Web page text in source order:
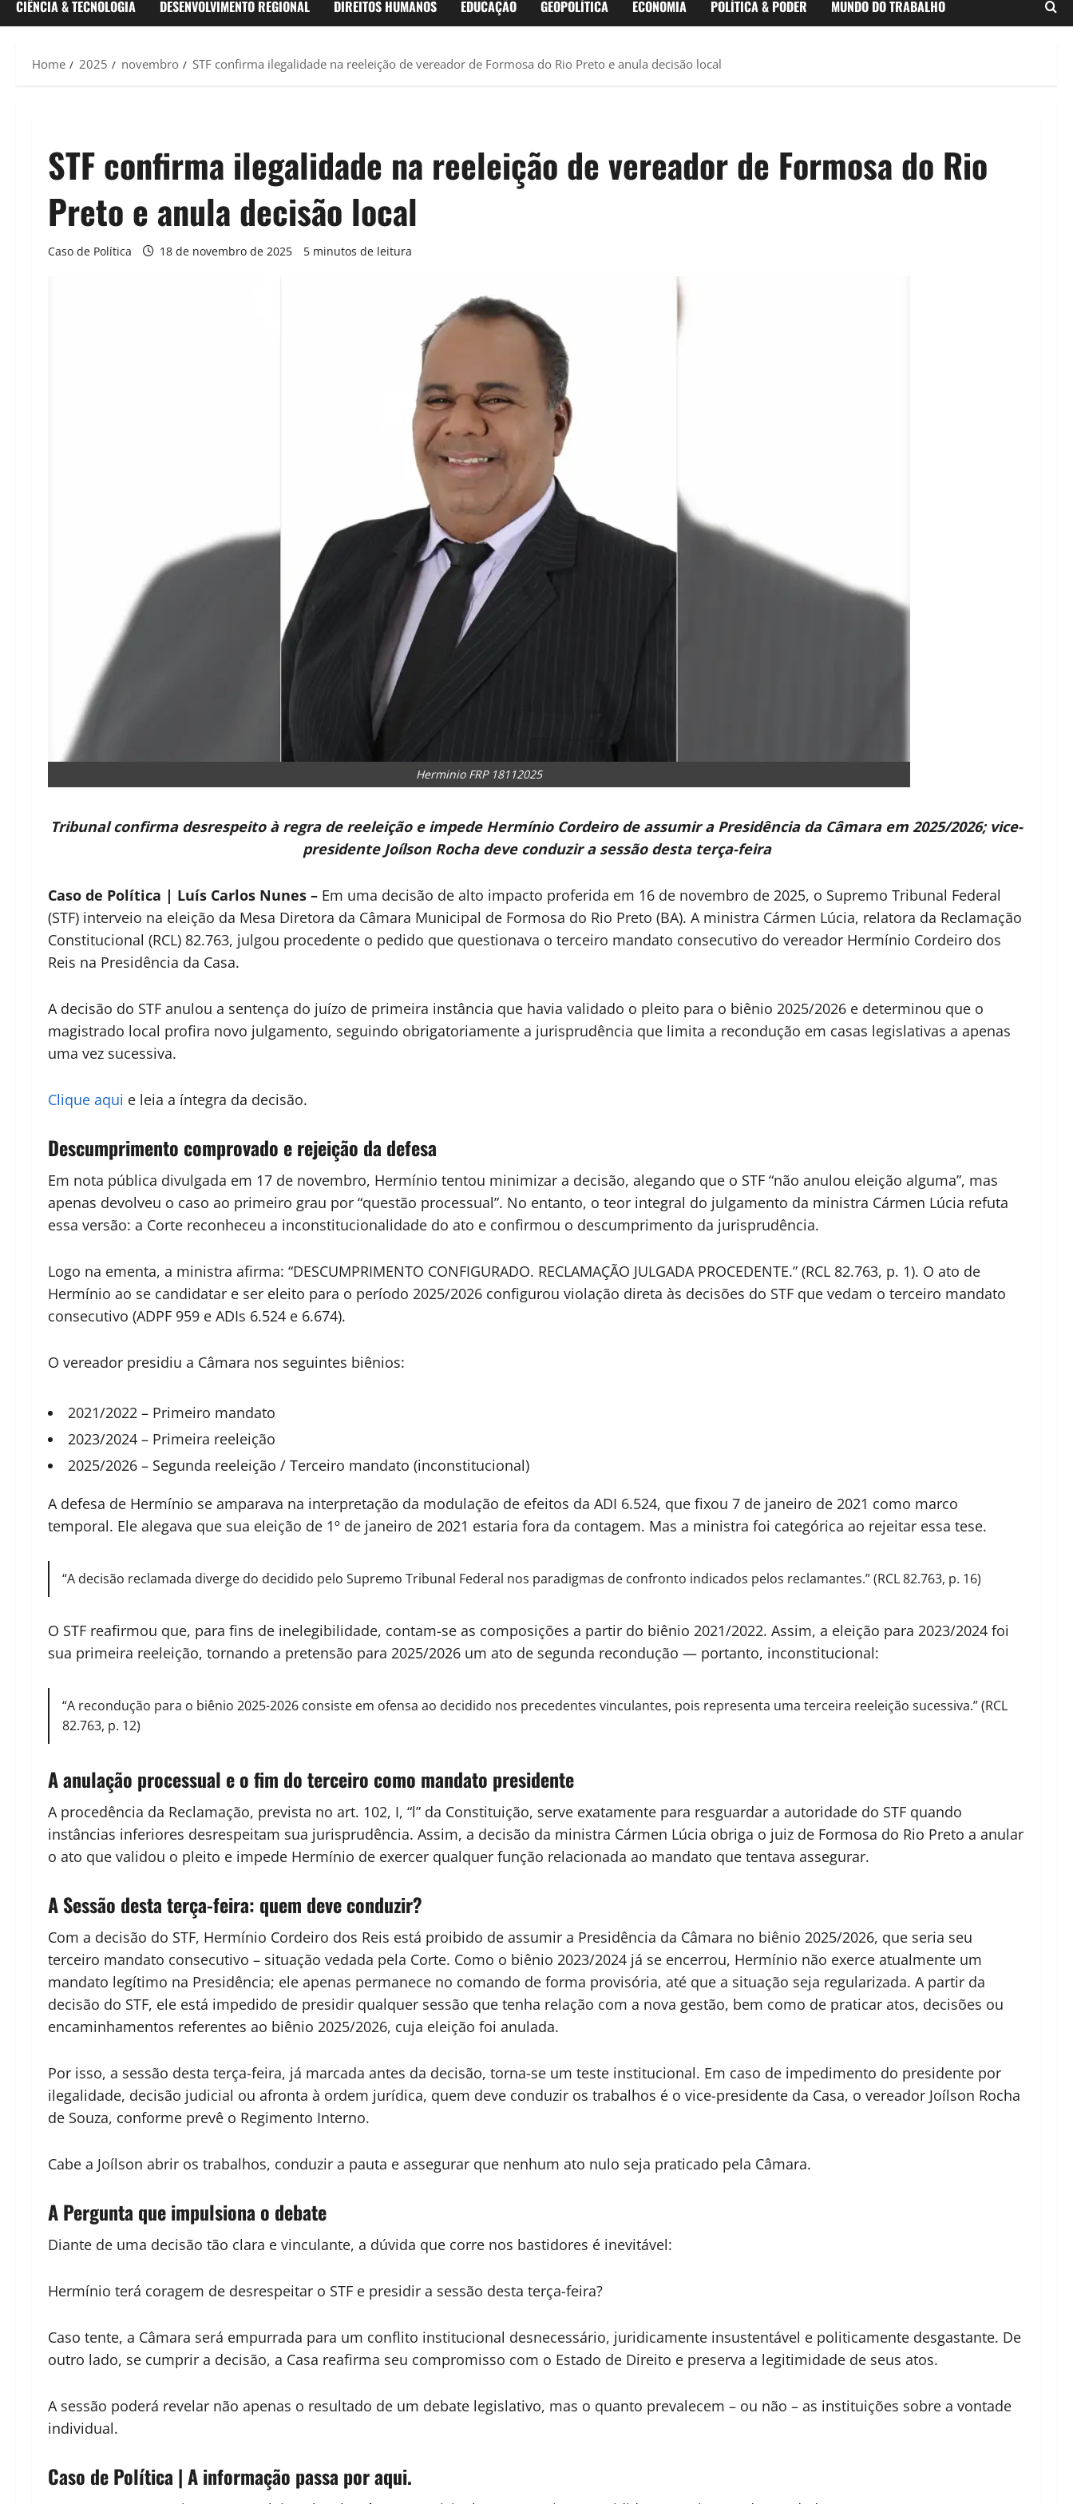
CIÊNCIA & TECNOLOGIA DESENVOLVIMENTO REGIONAL DIREITOS HUMANOS EDUCAÇÃO GEOPOLÍTICA ECONOMIA POLÍTICA & PODER MUNDO DO TRABALHO
Home 2025 novembro STF confirma ilegalidade na reeleição de vereador de Formosa do Rio Preto e anula decisão local
STF confirma ilegalidade na reeleição de vereador de Formosa do Rio
Preto e anula decisão local
Caso de Política 18 de novembro de 2025 5 minutos de leitura
Herminio FRP 18112025
Tribunal confirma desrespeito à regra de reeleição e impede Hermínio Cordeiro de assumir a Presidência da Câmara em 2025/2026; vice-
presidente Joílson Rocha deve conduzir a sessão desta terça-feira
Caso de Política | Luís Carlos Nunes – Em uma decisão de alto impacto proferida em 16 de novembro de 2025, o Supremo Tribunal Federal
(STF) interveio na eleição da Mesa Diretora da Câmara Municipal de Formosa do Rio Preto (BA). A ministra Cármen Lúcia, relatora da Reclamação
Constitucional (RCL) 82.763, julgou procedente o pedido que questionava o terceiro mandato consecutivo do vereador Hermínio Cordeiro dos
Reis na Presidência da Casa.
A decisão do STF anulou a sentença do juízo de primeira instância que havia validado o pleito para o biênio 2025/2026 e determinou que o
magistrado local profira novo julgamento, seguindo obrigatoriamente a jurisprudência que limita a recondução em casas legislativas a apenas
uma vez sucessiva.
Clique aqui e leia a íntegra da decisão.
Descumprimento comprovado e rejeição da defesa
Em nota pública divulgada em 17 de novembro, Hermínio tentou minimizar a decisão, alegando que o STF “não anulou eleição alguma”, mas
apenas devolveu o caso ao primeiro grau por “questão processual”. No entanto, o teor integral do julgamento da ministra Cármen Lúcia refuta
essa versão: a Corte reconheceu a inconstitucionalidade do ato e confirmou o descumprimento da jurisprudência.
Logo na ementa, a ministra afirma: “DESCUMPRIMENTO CONFIGURADO. RECLAMAÇÃO JULGADA PROCEDENTE.” (RCL 82.763, p. 1). O ato de
Hermínio ao se candidatar e ser eleito para o período 2025/2026 configurou violação direta às decisões do STF que vedam o terceiro mandato
consecutivo (ADPF 959 e ADIs 6.524 e 6.674).
O vereador presidiu a Câmara nos seguintes biênios:
2021/2022 – Primeiro mandato
2023/2024 – Primeira reeleição
2025/2026 – Segunda reeleição / Terceiro mandato (inconstitucional)
A defesa de Hermínio se amparava na interpretação da modulação de efeitos da ADI 6.524, que fixou 7 de janeiro de 2021 como marco
temporal. Ele alegava que sua eleição de 1º de janeiro de 2021 estaria fora da contagem. Mas a ministra foi categórica ao rejeitar essa tese.
“A decisão reclamada diverge do decidido pelo Supremo Tribunal Federal nos paradigmas de confronto indicados pelos reclamantes.” (RCL 82.763, p. 16)
O STF reafirmou que, para fins de inelegibilidade, contam-se as composições a partir do biênio 2021/2022. Assim, a eleição para 2023/2024 foi
sua primeira reeleição, tornando a pretensão para 2025/2026 um ato de segunda recondução — portanto, inconstitucional:
“A recondução para o biênio 2025-2026 consiste em ofensa ao decidido nos precedentes vinculantes, pois representa uma terceira reeleição sucessiva.” (RCL
82.763, p. 12)
A anulação processual e o fim do terceiro como mandato presidente
A procedência da Reclamação, prevista no art. 102, I, “l” da Constituição, serve exatamente para resguardar a autoridade do STF quando
instâncias inferiores desrespeitam sua jurisprudência. Assim, a decisão da ministra Cármen Lúcia obriga o juiz de Formosa do Rio Preto a anular
o ato que validou o pleito e impede Hermínio de exercer qualquer função relacionada ao mandato que tentava assegurar.
A Sessão desta terça-feira: quem deve conduzir?
Com a decisão do STF, Hermínio Cordeiro dos Reis está proibido de assumir a Presidência da Câmara no biênio 2025/2026, que seria seu
terceiro mandato consecutivo – situação vedada pela Corte. Como o biênio 2023/2024 já se encerrou, Hermínio não exerce atualmente um
mandato legítimo na Presidência; ele apenas permanece no comando de forma provisória, até que a situação seja regularizada. A partir da
decisão do STF, ele está impedido de presidir qualquer sessão que tenha relação com a nova gestão, bem como de praticar atos, decisões ou
encaminhamentos referentes ao biênio 2025/2026, cuja eleição foi anulada.
Por isso, a sessão desta terça-feira, já marcada antes da decisão, torna-se um teste institucional. Em caso de impedimento do presidente por
ilegalidade, decisão judicial ou afronta à ordem jurídica, quem deve conduzir os trabalhos é o vice-presidente da Casa, o vereador Joílson Rocha
de Souza, conforme prevê o Regimento Interno.
Cabe a Joílson abrir os trabalhos, conduzir a pauta e assegurar que nenhum ato nulo seja praticado pela Câmara.
A Pergunta que impulsiona o debate
Diante de uma decisão tão clara e vinculante, a dúvida que corre nos bastidores é inevitável:
Hermínio terá coragem de desrespeitar o STF e presidir a sessão desta terça-feira?
Caso tente, a Câmara será empurrada para um conflito institucional desnecessário, juridicamente insustentável e politicamente desgastante. De
outro lado, se cumprir a decisão, a Casa reafirma seu compromisso com o Estado de Direito e preserva a legitimidade de seus atos.
A sessão poderá revelar não apenas o resultado de um debate legislativo, mas o quanto prevalecem – ou não – as instituições sobre a vontade
individual.
Caso de Política | A informação passa por aqui.